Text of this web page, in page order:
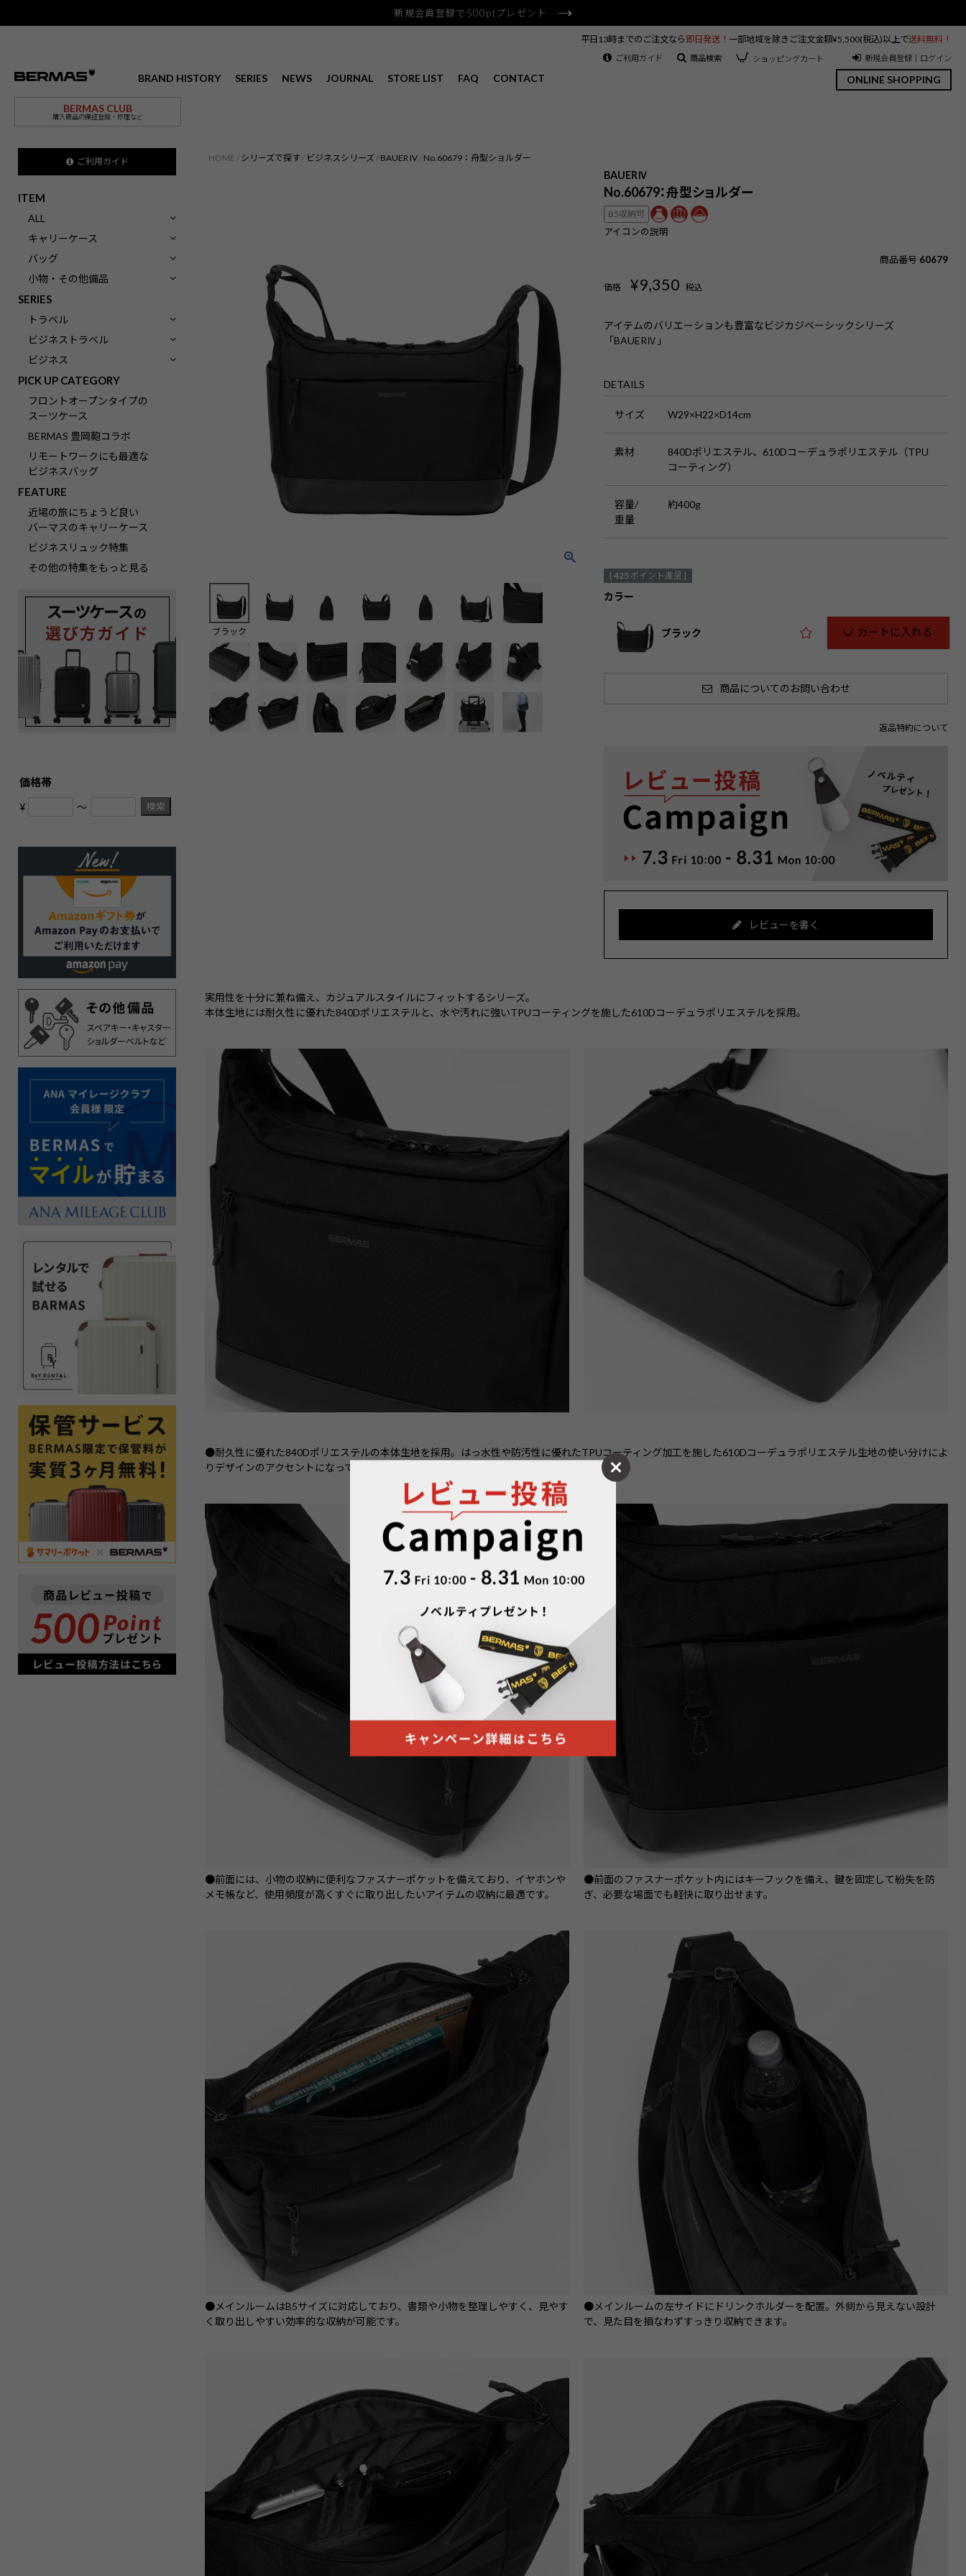
新規会員登録で500ptプレゼント
BRAND HISTORY SERIES NEWS JOURNAL STORE LIST FAQ CONTACT
BERMAS CLUB
購入商品の保証登録・修理など
ONLINE SHOPPING
平日13時までのご注文なら 即日発送！ 一部地域を除きご注文金額¥5,500(税込)以上で送料無料！
ご利用ガイド 商品検索 ショッピングカート 新規会員登録｜ログイン
ご利用ガイド
ITEM
ALL
キャリーケース
バッグ
小物・その他備品
SERIES
トラベル
ビジネストラベル
ビジネス
PICK UP CATEGORY
フロントオープンタイプの
スーツケース
BERMAS 豊岡鞄コラボ
リモートワークにも最適な
ビジネスバッグ
FEATURE
近場の旅にちょうど良い
バーマスのキャリーケース
ビジネスリュック特集
その他の特集をもっと見る
価格帯
¥ 〜 検索
HOME シリーズで探す ビジネスシリーズ BAUER IV No.60679：舟型ショルダー
ブラック
BAUERⅣ
No.60679：舟型ショルダー
B5収納可
アイコンの説明
商品番号 60679
価格 ¥9,350 税込
アイテムのバリエーションも豊富なビジカジベーシックシリーズ
「BAUERⅣ」
DETAILS
サイズ W29×H22×D14cm
素材
840Dポリエステル、610Dコーデュラポリエステル（TPU
コーティング）
容量/
重量
約400g
[ 425 ポイント進呈 ]
カラー
ブラック カートに入れる
商品についてのお問い合わせ
返品特約について
レビューを書く
実用性を十分に兼ね備え、カジュアルスタイルにフィットするシリーズ。
本体生地には耐久性に優れた840Dポリエステルと、水や汚れに強いTPUコーティングを施した610Dコーデュラポリエステルを採用。
●耐久性に優れた840Dポリエステルの本体生地を採用。はっ水性や防汚性に優れたTPUコーティング加工を施した610Dコーデュラポリエステル生地の使い分けによ
りデザインのアクセントになっています。
●前面には、小物の収納に便利なファスナーポケットを備えており、イヤホンや
メモ帳など、使用頻度が高くすぐに取り出したいアイテムの収納に最適です。
●前面のファスナーポケット内にはキーフックを備え、鍵を固定して紛失を防
ぎ、必要な場面でも軽快に取り出せます。
●メインルームはB5サイズに対応しており、書類や小物を整理しやすく、見やす
く取り出しやすい効率的な収納が可能です。
●メインルームの左サイドにドリンクホルダーを配置。外側から見えない設計
で、見た目を損なわずすっきり収納できます。